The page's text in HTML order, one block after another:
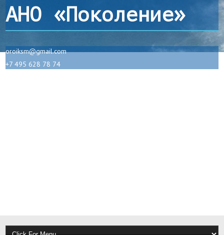
АНО «Поколение»
oroiksm@gmail.com
+7 495 628 78 74